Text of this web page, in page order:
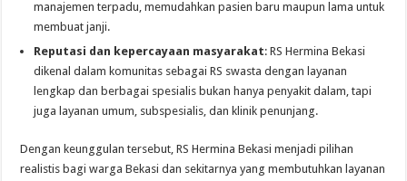
manajemen terpadu, memudahkan pasien baru maupun lama untuk
membuat janji.
Reputasi dan kepercayaan masyarakat: RS Hermina Bekasi
dikenal dalam komunitas sebagai RS swasta dengan layanan
lengkap dan berbagai spesialis bukan hanya penyakit dalam, tapi
juga layanan umum, subspesialis, dan klinik penunjang.
Dengan keunggulan tersebut, RS Hermina Bekasi menjadi pilihan
realistis bagi warga Bekasi dan sekitarnya yang membutuhkan layanan